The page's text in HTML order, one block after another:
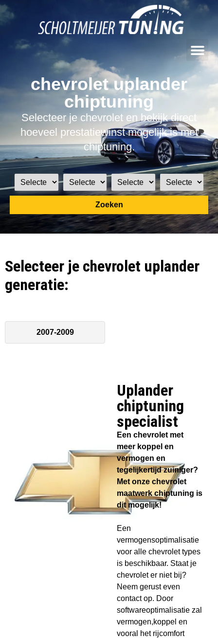
chevrolet uplander
chiptuning
Selecteer je chevrolet en bekijk direct
hoeveel prestatiewinst mogelijk is met
chiptuning.
Zoeken
Selecteer je chevrolet uplander
generatie:
2007-2009
Uplander
chiptuning
specialist​
Een chevrolet met
meer koppel en
vermogen en
tegelijkertijd zuiniger?
Met onze chevrolet
maatwerk chiptuning is
dit mogelijk!
Een
vermogensoptimalisatie
voor alle chevrolet types
is beschikbaar. Staat je
chevrolet er niet bij?
Neem gerust even
contact op. Door
softwareoptimalisatie zal
vermogen,koppel en
vooral het rijcomfort